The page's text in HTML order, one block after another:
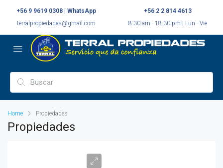
+56 9 9619 0308 | WhatsApp
terralpropiedades@gmail.com
+56 2 2 814 4613
8:30 am - 18:30 pm | Lun - Vie
Home Propiedades
Propiedades